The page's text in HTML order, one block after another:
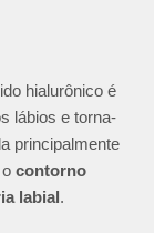
hialurônico é
lábios e torna-
principalmente
contorno
labial.